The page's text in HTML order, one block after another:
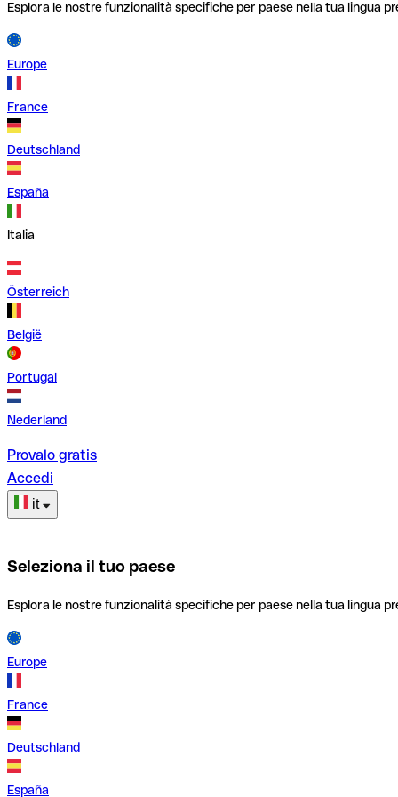
Esplora le nostre funzionalità specifiche per paese nella tua lingua
Europe
France
Deutschland
España
Italia
Österreich
België
Portugal
Nederland
Provalo gratis
Accedi
it
Seleziona il tuo paese
Esplora le nostre funzionalità specifiche per paese nella tua lingua
Europe
France
Deutschland
España